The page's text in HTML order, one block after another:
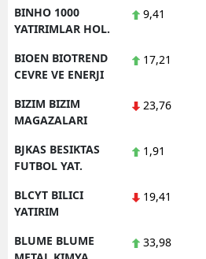
BINHO 1000
YATIRIMLAR HOL.
9,41
BIOEN BIOTREND
CEVRE VE ENERJI
17,21
BIZIM BIZIM
MAGAZALARI
23,76
BJKAS BESIKTAS
FUTBOL YAT.
1,91
BLCYT BILICI
YATIRIM
19,41
BLUME BLUME
33,98